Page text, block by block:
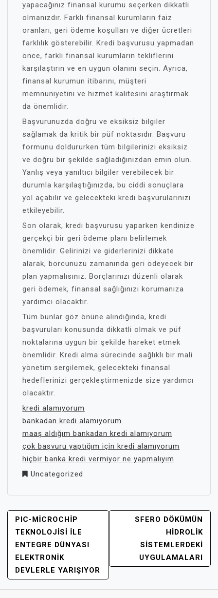
yapacağınız finansal kurumu seçerken dikkatli
olmanızdır. Farklı finansal kurumların faiz
oranları, geri ödeme koşulları ve diğer ücretleri
farklılık gösterebilir. Kredi başvurusu yapmadan
önce, farklı finansal kurumların tekliflerini
karşılaştırın ve en uygun olanını seçin. Ayrıca,
finansal kurumun itibarını, müşteri
memnuniyetini ve hizmet kalitesini araştırmak
da önemlidir.
Başvurunuzda doğru ve eksiksiz bilgiler
sağlamak da kritik bir püf noktasıdır. Başvuru
formunu doldururken tüm bilgilerinizi eksiksiz
ve doğru bir şekilde sağladığınızdan emin olun.
Yanlış veya yanıltıcı bilgiler verebilecek bir
durumla karşılaştığınızda, bu ciddi sonuçlara
yol açabilir ve gelecekteki kredi başvurularınızı
etkileyebilir.
Son olarak, kredi başvurusu yaparken kendinize
gerçekçi bir geri ödeme planı belirlemek
önemlidir. Gelirinizi ve giderlerinizi dikkate
alarak, borcunuzu zamanında geri ödeyecek bir
plan yapmalısınız. Borçlarınızı düzenli olarak
geri ödemek, finansal sağlığınızı korumanıza
yardımcı olacaktır.
Tüm bunlar göz önüne alındığında, kredi
başvuruları konusunda dikkatli olmak ve püf
noktalarına uygun bir şekilde hareket etmek
önemlidir. Kredi alma sürecinde sağlıklı bir mali
yönetim sergilemek, gelecekteki finansal
hedeflerinizi gerçekleştirmenizde size yardımcı
olacaktır.
kredi alamıyorum
bankadan kredi alamıyorum
maaş aldığım bankadan kredi alamıyorum
çok başvuru yaptığım için kredi alamıyorum
hiçbir banka kredi vermiyor ne yapmalıyım
Uncategorized
YAZI
GEZINMESI
PIC-MICROCHIP
TEKNOLOJISI İLE
ENTEGRE DÜNYASI
ELEKTRONIK
DEVLERLE YARIŞIYOR
SFERO DÖKÜMÜN
HIDROLIK
SISTEMLERDEKI
UYGULAMALARI